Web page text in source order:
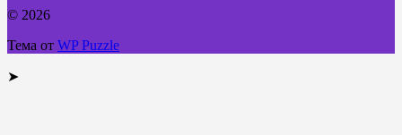
© 2026
Тема от WP Puzzle
➤